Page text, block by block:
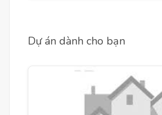
Dự án dành cho bạn